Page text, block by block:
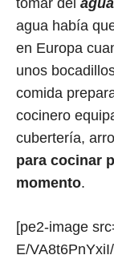
tomar del
agua había
en Europa
unos
comida
cocinero
cubertería,
para cocinar
momento.
[pe2-image
E/